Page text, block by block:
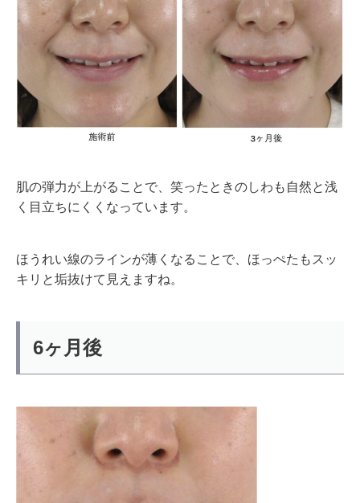
肌の弾力が上がることで、笑ったときのしわも自然と浅
く目立ちにくくなっています。
ほうれい線のラインが薄くなることで、ほっぺたもスッ
キリと垢抜けて見えますね。
6ヶ月後